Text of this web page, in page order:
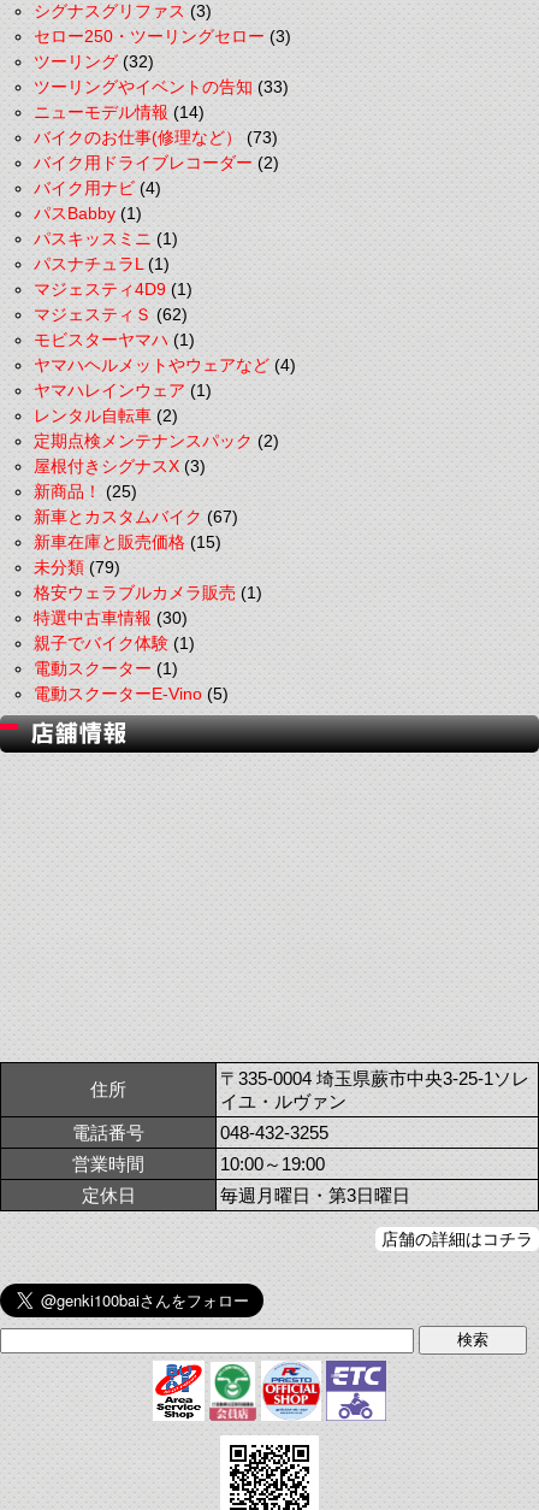
シグナスグリファス(3)
セロー250・ツーリングセロー(3)
ツーリング(32)
ツーリングやイベントの告知(33)
ニューモデル情報(14)
バイクのお仕事(修理など）(73)
バイク用ドライブレコーダー(2)
バイク用ナビ(4)
パスBabby(1)
パスキッスミニ(1)
パスナチュラL(1)
マジェスティ4D9(1)
マジェスティＳ(62)
モビスターヤマハ(1)
ヤマハヘルメットやウェアなど(4)
ヤマハレインウェア(1)
レンタル自転車(2)
定期点検メンテナンスパック(2)
屋根付きシグナスX(3)
新商品！(25)
新車とカスタムバイク(67)
新車在庫と販売価格(15)
未分類(79)
格安ウェラブルカメラ販売(1)
特選中古車情報(30)
親子でバイク体験(1)
電動スクーター(1)
電動スクーターE-Vino(5)
住所
〒335-0004 埼玉県蕨市中央3-25-1ソレ
イユ・ルヴァン
電話番号
048-432-3255
営業時間
10:00～19:00
定休日
毎週月曜日・第3日曜日
店舗の詳細はコチラ